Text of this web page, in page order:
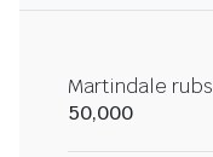
Martindale rubs
50,000